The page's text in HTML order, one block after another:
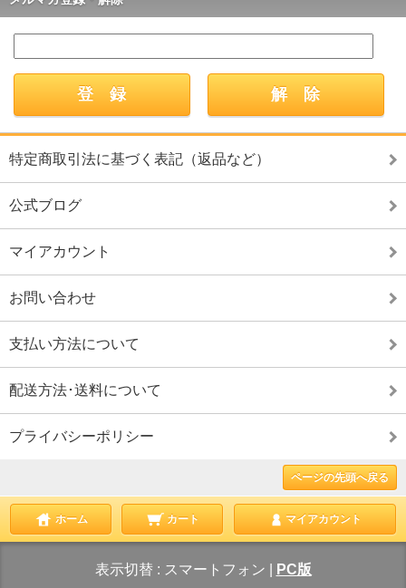
特定商取引法に基づく表記（返品など）
公式ブログ
マイアカウント
お問い合わせ
支払い方法について
配送方法･送料について
プライバシーポリシー
ページの先頭へ戻る
ホーム カート マイアカウント
表示切替 : スマートフォン PC版